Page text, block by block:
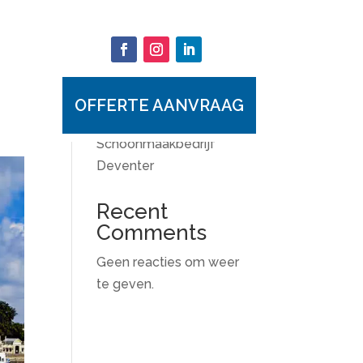
OFFERTE AANVRAAG
Recent Posts
Schoonmaakbedrijf
Deventer
Recent
Comments
Geen reacties om weer
te geven.